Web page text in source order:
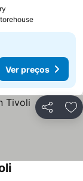
Ver preços
Partilhar